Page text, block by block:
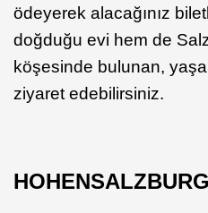
ödeyerek alacağınız
doğduğu evi hem de
köşesinde bulunan,
ziyaret edebilirsiniz.